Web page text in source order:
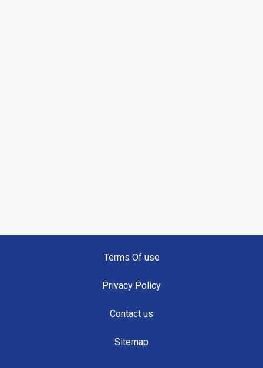
Terms Of use
Privacy Policy
Contact us
Sitemap